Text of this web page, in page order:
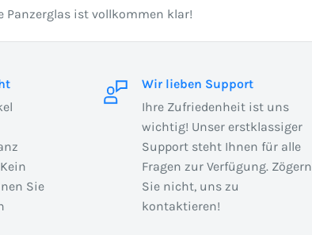
Panzerglas ist vollkommen klar!
Sie
Wir lieben Support
Ihre Zufriedenheit ist uns
wichtig! Unser erstklassiger
Support steht Ihnen für alle
Fragen zur Verfügung. Zögern
Sie nicht, uns zu
kontaktieren!